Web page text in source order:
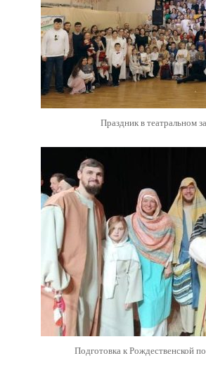
Праздник в театральном
Подготовка к Рождественской